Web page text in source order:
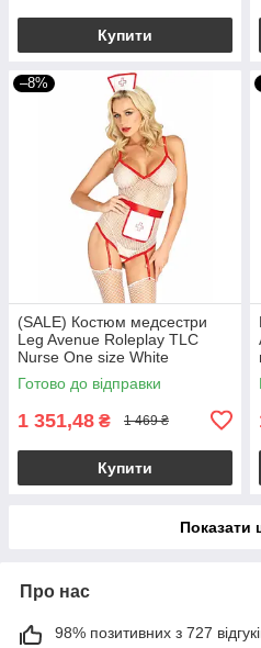
Купити
–8%
(SALE) Костюм медсестри
Leg Avenue Roleplay TLC
Nurse One size White
Готово до відправки
1 351,48 ₴ 1 469 ₴
Купити
Показати
Про нас
98% позитивних з 727